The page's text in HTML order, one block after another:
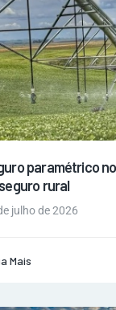
paramétrico
rural
julho de 2026
Mais